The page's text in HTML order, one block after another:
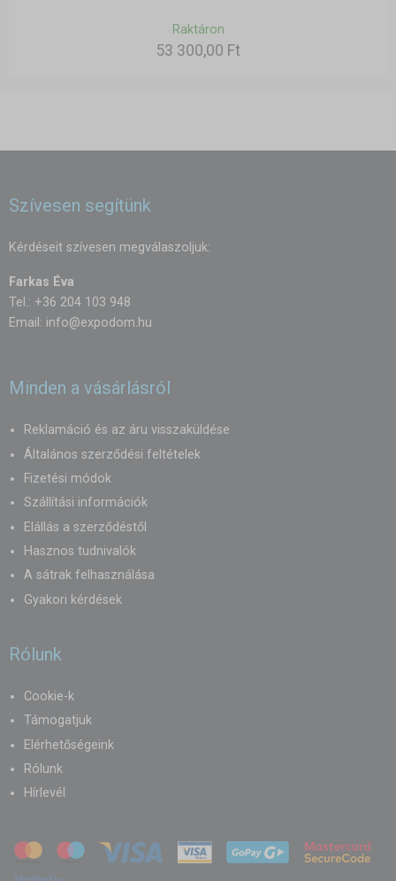
Raktáron
53 300,00 Ft
Szívesen segítünk
Kérdéseit szívesen megválaszoljuk:
Farkas Éva
Tel.: +36 204 103 948
Email: info@expodom.hu
Minden a vásárlásról
Reklamáció és az áru visszaküldése
Általános szerződési feltételek
Fizetési módok
Szállítási információk
Elállás a szerződéstől
Hasznos tudnivalók
A sátrak felhasználása
Gyakori kérdések
Rólunk
Cookie-k
Támogatjuk
Elérhetőségeink
Rólunk
Hírlevél